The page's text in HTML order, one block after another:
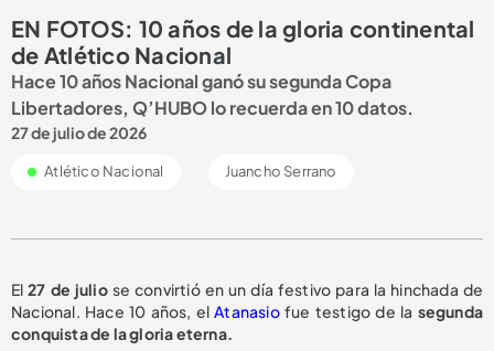
EN FOTOS: 10 años de la gloria continental
de Atlético Nacional
Hace 10 años Nacional ganó su segunda Copa
Libertadores, Q’HUBO lo recuerda en 10 datos.
27 de julio de 2026
Atlético Nacional Juancho Serrano
El27 de juliose convirtió en un día festivo para la hinchada de
Nacional. Hace 10 años, elAtanasiofue testigo de la segunda
conquista de la gloria eterna.